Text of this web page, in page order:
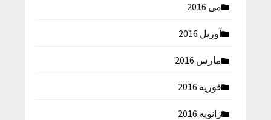
می 2016
آوریل 2016
مارس 2016
فوریه 2016
ژانویه 2016